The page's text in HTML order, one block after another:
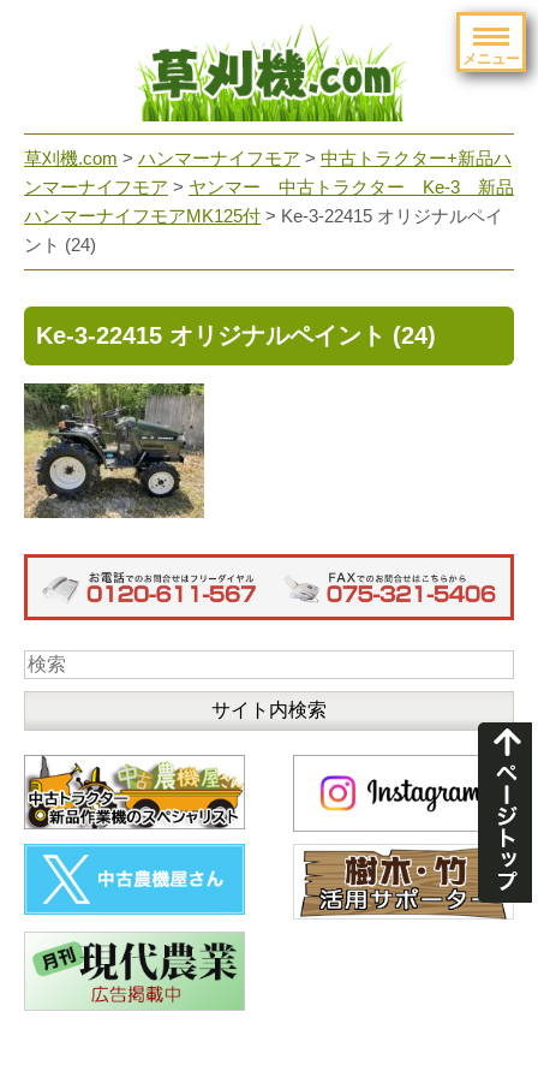
メニュー
草刈機.com > ハンマーナイフモア > 中古トラクター+新品ハ
ンマーナイフモア > ヤンマー 中古トラクター Ke-3 新品
ハンマーナイフモアMK125付 > Ke-3-22415 オリジナルペイ
ント (24)
Ke-3-22415 オリジナルペイント (24)